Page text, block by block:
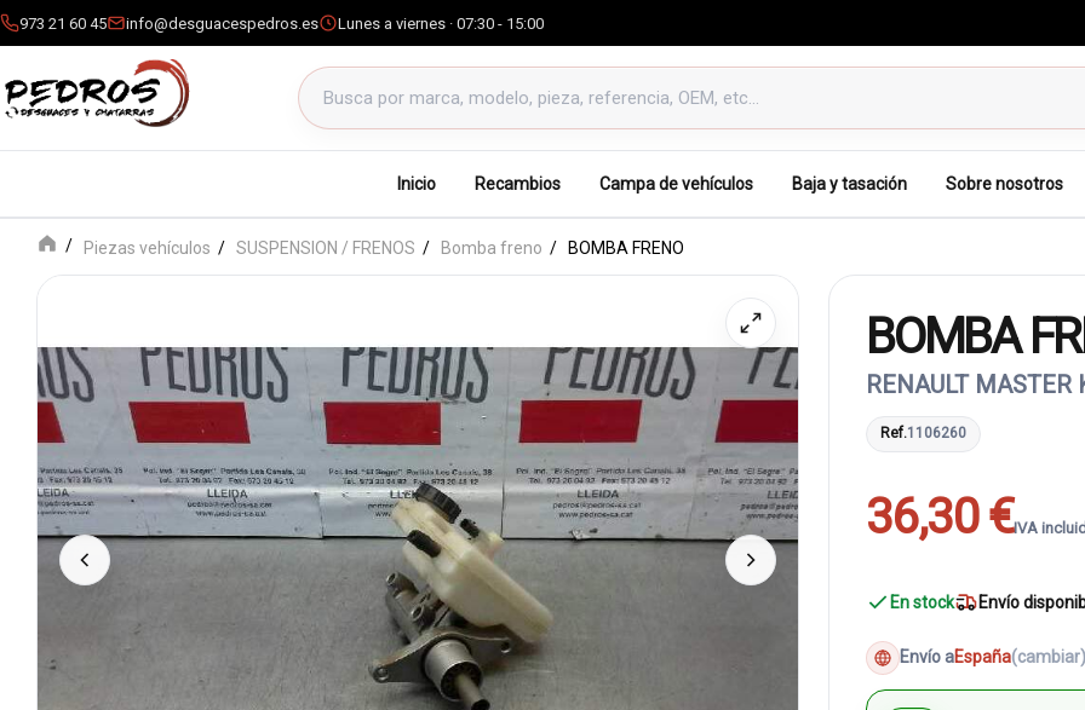
973 21 60 45 info@desguacespedros.es Lunes a viernes · 07:30 - 15:00
Buscar productos
Inicio Recambios Campa de vehículos Baja y tasación Sobre nosotros
Piezas vehículos SUSPENSION / FRENOS Bomba freno BOMBA FRENO
BOMBA
RENAULT
Ref.1106260
36,30 €IVA
En stock Envío
Envío aEspaña(cambiar)